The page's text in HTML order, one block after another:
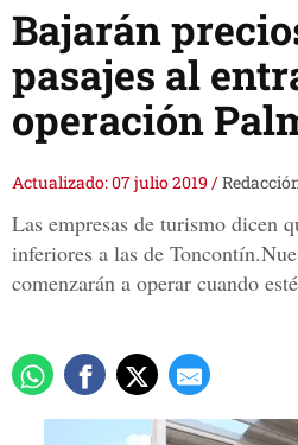
Bajarán
pasajes al
operación
Actualizado: 07 julio 2019 /
Las empresas de turismo dicen
inferiores a las de
comenzarán a operar cuando